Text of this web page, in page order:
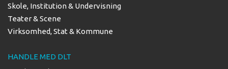
Skole, Institution & Undervisning
Teater & Scene
Virksomhed, Stat & Kommune
HANDLE MED DLT